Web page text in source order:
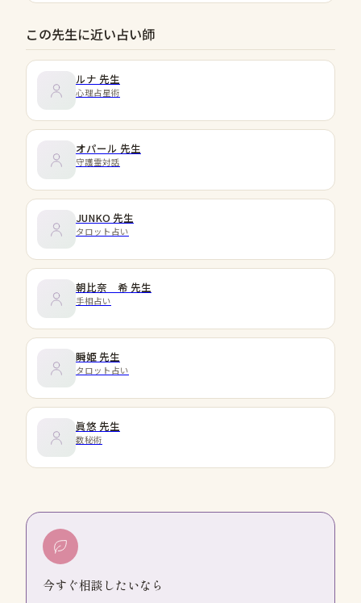
この先生に近い占い師
ルナ 先生
心理占星術
オパール 先生
守護霊対話
JUNKO 先生
タロット占い
朝比奈 希 先生
手相占い
瞬姫 先生
タロット占い
眞悠 先生
数秘術
今すぐ相談したいなら